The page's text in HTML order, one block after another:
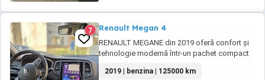
7 Renault Megan 4
RENAULT MEGANE din 2019 oferă confort și
tehnologie modernă într-un pachet compact
dispune de dotări utile pentru siguranță și
2019 | benzina | 125000 km